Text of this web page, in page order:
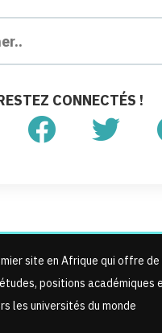
CONNECTÉS !
site en Afrique qui offre de
positions académiques
les universités du monde